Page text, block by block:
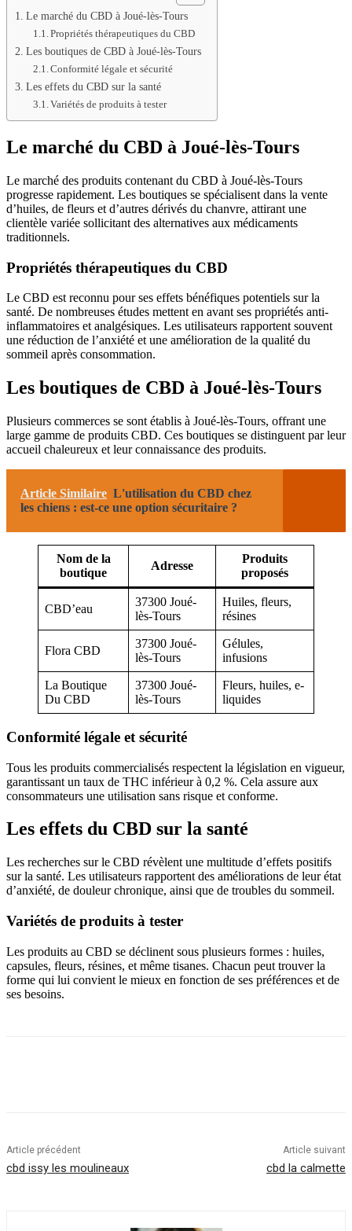
Le marché du CBD à Joué-lès-Tours
Propriétés thérapeutiques du CBD
Les boutiques de CBD à Joué-lès-Tours
Conformité légale et sécurité
Les effets du CBD sur la santé
Variétés de produits à tester
Le marché du CBD à Joué-lès-Tours
Le marché des produits contenant du CBD à Joué-lès-Tours
progresse rapidement. Les boutiques se spécialisent dans la vente
d’huiles, de fleurs et d’autres dérivés du chanvre, attirant une
clientèle variée sollicitant des alternatives aux médicaments
traditionnels.
Propriétés thérapeutiques du CBD
Le CBD est reconnu pour ses effets bénéfiques potentiels sur la
santé. De nombreuses études mettent en avant ses propriétés anti-
inflammatoires et analgésiques. Les utilisateurs rapportent souvent
une réduction de l’anxiété et une amélioration de la qualité du
sommeil après consommation.
Les boutiques de CBD à Joué-lès-Tours
Plusieurs commerces se sont établis à Joué-lès-Tours, offrant une
large gamme de produits CBD. Ces boutiques se distinguent par leur
accueil chaleureux et leur connaissance des produits.
Article Similaire L'utilisation du CBD chez
les chiens : est-ce une option sécuritaire ?
Nom de la
boutique
Adresse
Produits
proposés
CBD’eau
37300 Joué-
lès-Tours
Huiles, fleurs,
résines
Flora CBD
37300 Joué-
lès-Tours
Gélules,
infusions
La Boutique
Du CBD
37300 Joué-
lès-Tours
Fleurs, huiles, e-
liquides
Conformité légale et sécurité
Tous les produits commercialisés respectent la législation en vigueur,
garantissant un taux de THC inférieur à 0,2 %. Cela assure aux
consommateurs une utilisation sans risque et conforme.
Les effets du CBD sur la santé
Les recherches sur le CBD révèlent une multitude d’effets positifs
sur la santé. Les utilisateurs rapportent des améliorations de leur état
d’anxiété, de douleur chronique, ainsi que de troubles du sommeil.
Variétés de produits à tester
Les produits au CBD se déclinent sous plusieurs formes : huiles,
capsules, fleurs, résines, et même tisanes. Chacun peut trouver la
forme qui lui convient le mieux en fonction de ses préférences et de
ses besoins.
Article précédent
cbd issy les moulineaux
Article suivant
cbd la calmette